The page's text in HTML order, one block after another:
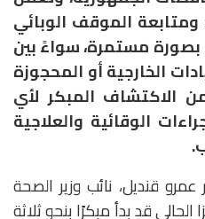
الموقف الوبائي
بصورة مستمرة، سواءً بين
الخارجية أو المحجوزة
الاكتشاف المبكر لأي
الوقائية والعلاجية
قنديل، نائب وزير الصحة
قد بدأ مبكرًا بنحو ثلاثة